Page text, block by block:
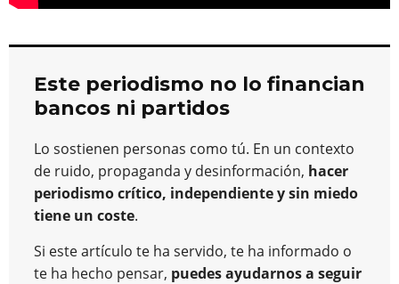
Este periodismo no lo financian
bancos ni partidos
Lo sostienen personas como tú. En un contexto
de ruido, propaganda y desinformación, hacer
periodismo crítico, independiente y sin miedo
tiene un coste.
Si este artículo te ha servido, te ha informado o
te ha hecho pensar, puedes ayudarnos a seguir